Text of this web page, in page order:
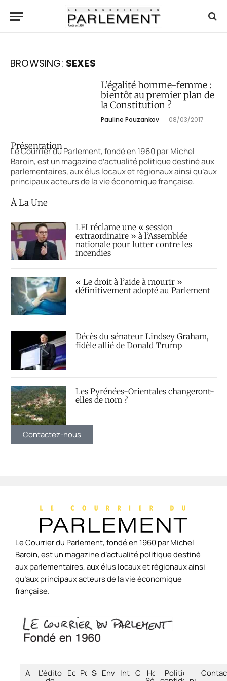
BROWSING: SEXES
L’égalité homme-femme :
bientôt au premier plan de
la Constitution ?
Pauline Pouzankov 08/03/2017
Présentation
Le Courrier du Parlement, fondé en 1960 par Michel
Baroin, est un magazine d’actualité politique destiné aux
parlementaires, aux élus locaux et régionaux ainsi qu’aux
principaux acteurs de la vie économique française.
À La Une
LFI réclame une « session
extraordinaire » à l’Assemblée
nationale pour lutter contre les
incendies
« Le droit à l’aide à mourir »
définitivement adopté au Parlement
Décès du sénateur Lindsey Graham,
fidèle allié de Donald Trump
Les Pyrénées-Orientales changeront-
elles de nom ?
Contactez-nous
Le Courrier du Parlement, fondé en 1960 par Michel
Baroin, est un magazine d’actualité politique destiné
aux parlementaires, aux élus locaux et régionaux ainsi
qu’aux principaux acteurs de la vie économique
française.
Accueil
L'édito Economie
Politique
SociétéEnvironnement
International
CultureHors-Politique de
À